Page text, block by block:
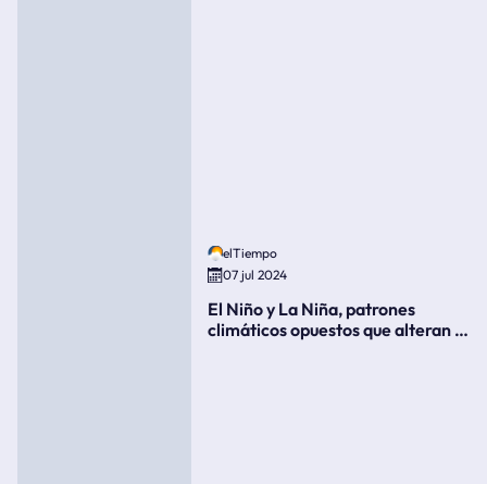
elTiempo
07 jul 2024
El Niño y La Niña, patrones
climáticos opuestos que alteran la